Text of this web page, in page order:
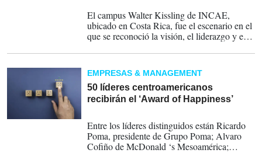
El campus Walter Kissling de INCAE,
ubicado en Costa Rica, fue el escenario en el
que se reconoció la visión, el liderazgo y el
de los colaboradores que han encabezado
mujeres y hombres del mundo empresarial.
EMPRESAS & MANAGEMENT
50 líderes centroamericanos
recibirán el ‘Award of Happiness’
Entre los líderes distinguidos están Ricardo
Poma, presidente de Grupo Poma; Alvaro
Cofiño de McDonald ‘s Mesoamérica;